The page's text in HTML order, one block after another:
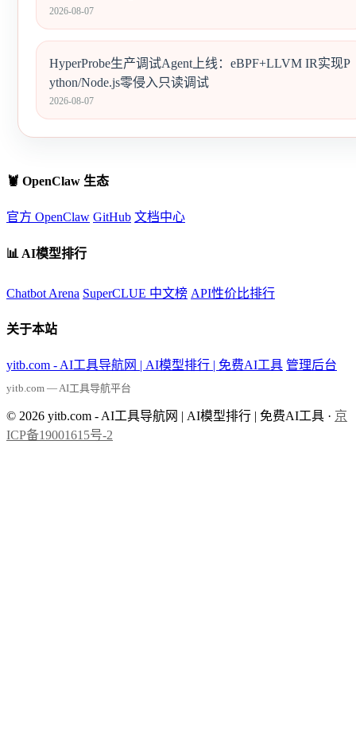
2026-08-07
HyperProbe生产调试Agent上线：eBPF+LLVM IR实现P
ython/Node.js零侵入只读调试
2026-08-07
🦞 OpenClaw 生态
官方 OpenClaw GitHub 文档中心
📊 AI模型排行
Chatbot Arena SuperCLUE 中文榜 API性价比排行
关于本站
yitb.com - AI工具导航网 | AI模型排行 | 免费AI工具 管理后台
yitb.com — AI工具导航平台
© 2026 yitb.com - AI工具导航网 | AI模型排行 | 免费AI工具 · 京
ICP备19001615号-2